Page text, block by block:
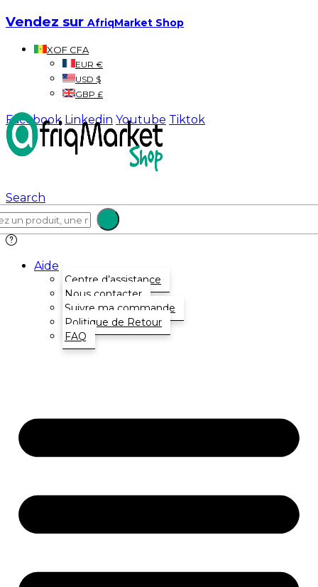
Vendez sur AfriqMarket Shop
XOF CFA
EUR €
USD $
GBP £
Facebook Linkedin Youtube Tiktok
Search
Aide
Centre d’assistance
Nous contacter
Suivre ma commande
Politique de Retour
FAQ